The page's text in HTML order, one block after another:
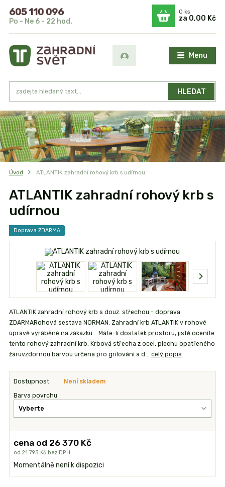
Menu
HLEDAT
605 110 096
Po - Ne 6 - 22 hod.
0ks
za 0,00 Kč
Úvod ATLANTIK zahradní rohový krb s udírnou
ATLANTIK zahradní rohový krb s
udírnou
Doprava ZDARMA
ATLANTIK zahradní rohový krb s douz. střechou - doprava
ZDARMARohová sestava NORMAN. Zahradní krb ATLANTIK v rohové
úpravě vyráběné na zákázku. Máte-li dostatek prostoru, jistě oceníte
tento rohový zahradní krb. Krbová střecha z ocel. plechu opatřeného
žáruvzdornou barvou určena pro grilování a d... celý popis
Dostupnost Není skladem
Barva povrchu
cena od 26 370 Kč
od21 793 Kč bez DPH
Momentálně není k dispozici